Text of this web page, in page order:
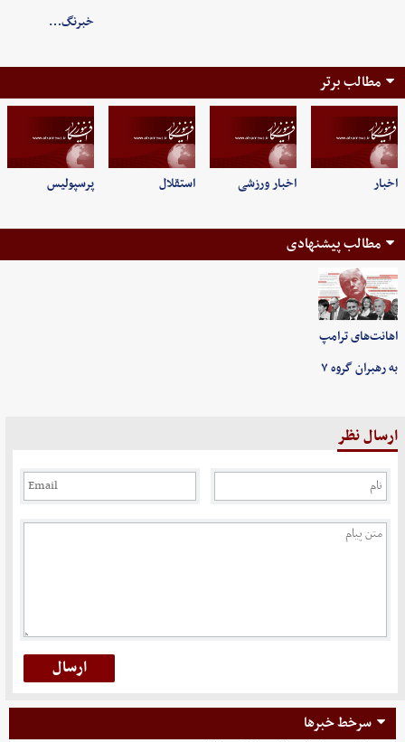
خبرنگ…
مطالب برتر
اخبار اخبار ورزشی استقلال پرسپولیس
مطالب پیشنهادی
اهانت‌های ترامپ
به رهبران گروه ۷
ارسال نظر
سرخط خبرها